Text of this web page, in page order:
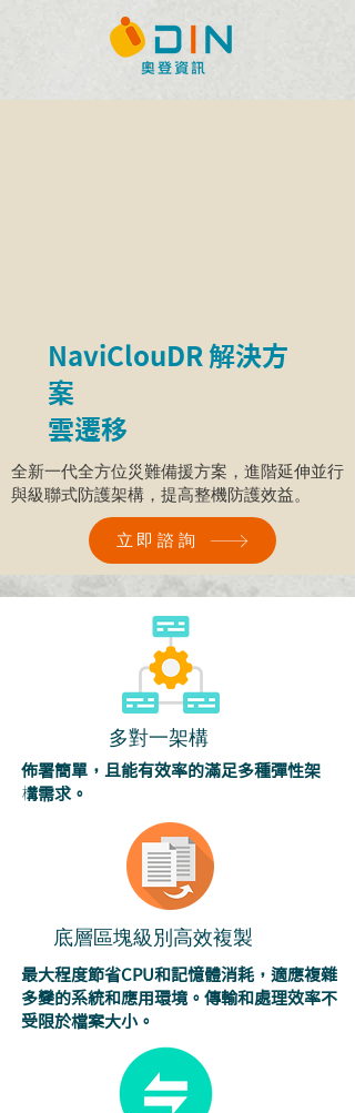
NaviClouDR 解決方
案
​雲遷移
全新一代全方位災難備援方案，進階延伸並行
與級聯式防護架構，提高整機防護效益。
立即諮詢
多對一架構
佈署簡單，且能有效率的滿足多種彈性架
構需求。
底層區塊級別高效複製
最大程度節省CPU和記憶體消耗，適應複雜
多變的系統和應用環境。傳輸和處理效率不
受限於檔案大小。